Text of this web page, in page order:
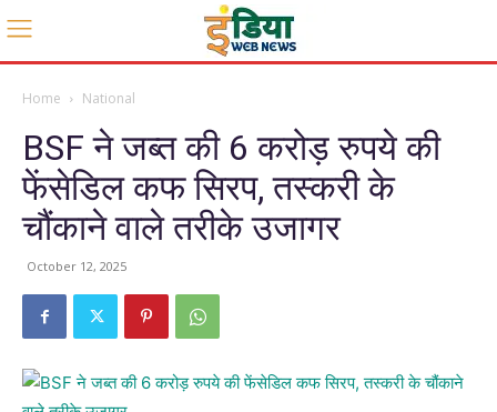
Home National
BSF ने जब्त की 6 करोड़ रुपये की
फेंसेडिल कफ सिरप, तस्करी के
चौंकाने वाले तरीके उजागर
October 12, 2025